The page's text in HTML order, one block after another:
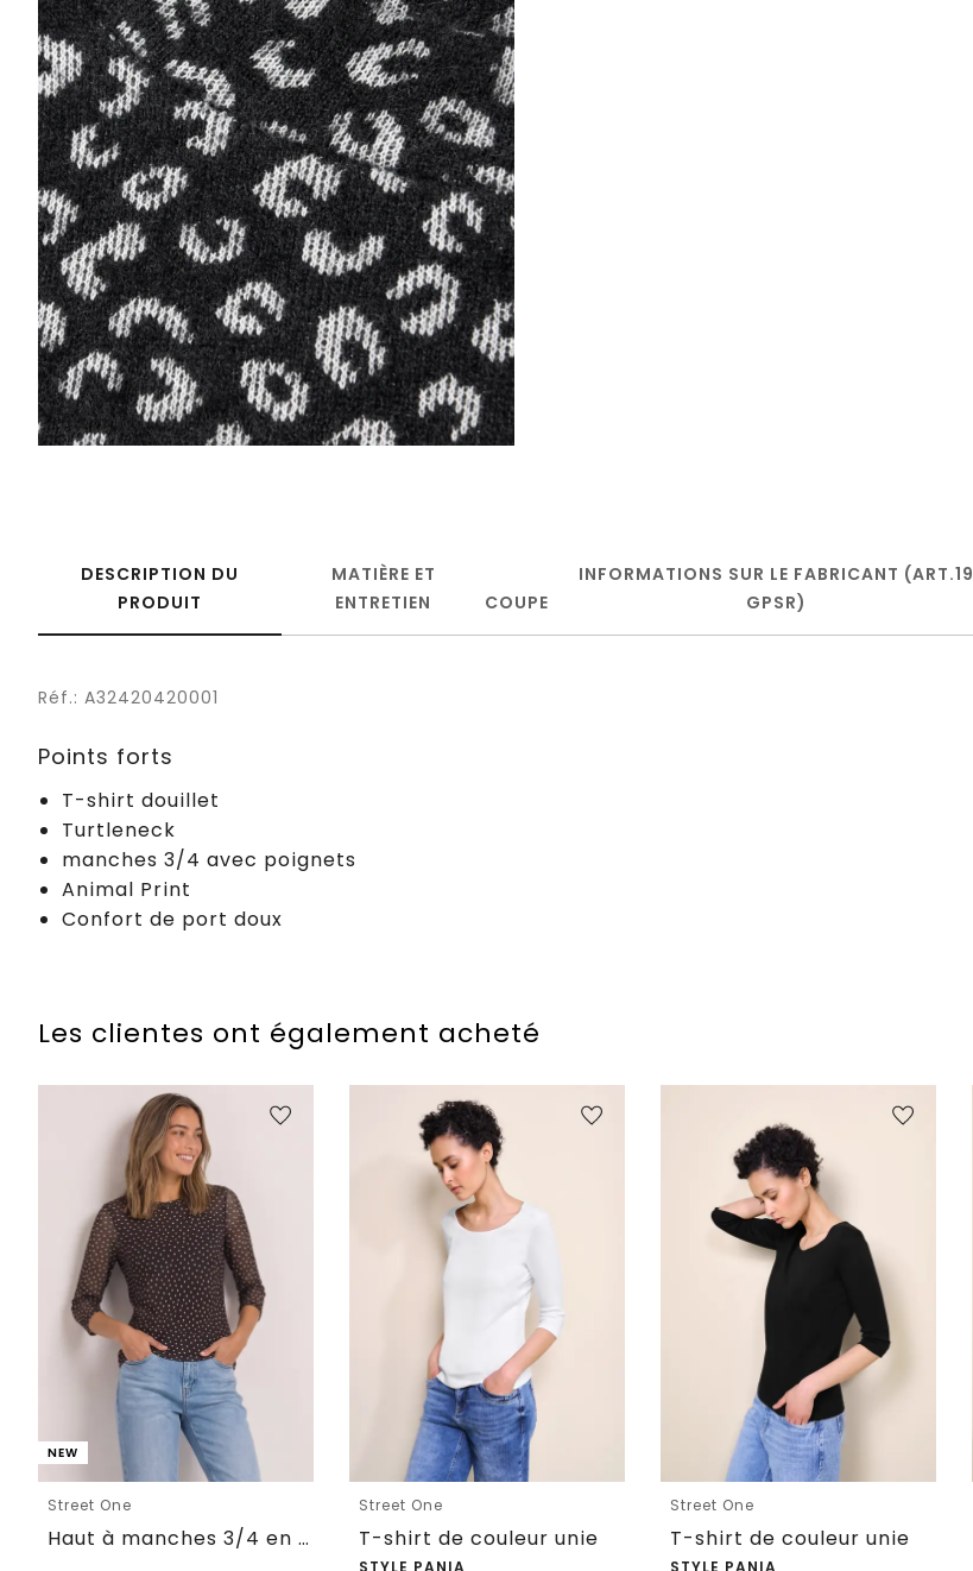
DESCRIPTION DU
PRODUIT
MATIÈRE ET
ENTRETIEN
COUPE
INFORMATIONS SUR LE FABRICANT (ART.19
GPSR)
Réf.: A32420420001
Points forts
T-shirt douillet
Turtleneck
manches 3/4 avec poignets
Animal Print
Confort de port doux
Les clientes ont également acheté
NEW
Street One
Haut à manches 3/4 en mesh avec imprimé
Street One
T-shirt de couleur unie
STYLE PANIA
Street One
T-shirt de couleur unie
STYLE PANIA